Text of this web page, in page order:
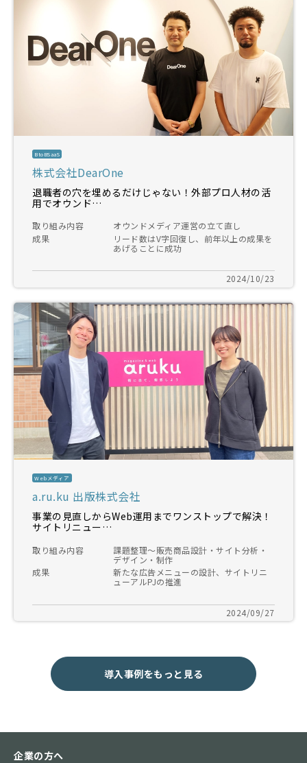
BtoBSaaS
株式会社DearOne
退職者の穴を埋めるだけじゃない！外部プロ人材の活
用でオウンド…
取り組み内容
オウンドメディア運営の立て直し
成果
リード数はV字回復し、前年以上の成果を
あげることに成功
2024/10/23
Webメディア
a.ru.ku 出版株式会社
事業の見直しからWeb運用までワンストップで解決！
サイトリニュー…
取り組み内容
課題整理～販売商品設計・サイト分析・
デザイン・制作
成果
新たな広告メニューの設計、サイトリニ
ューアルPJの推進
2024/09/27
導入事例をもっと見る
企業の方へ